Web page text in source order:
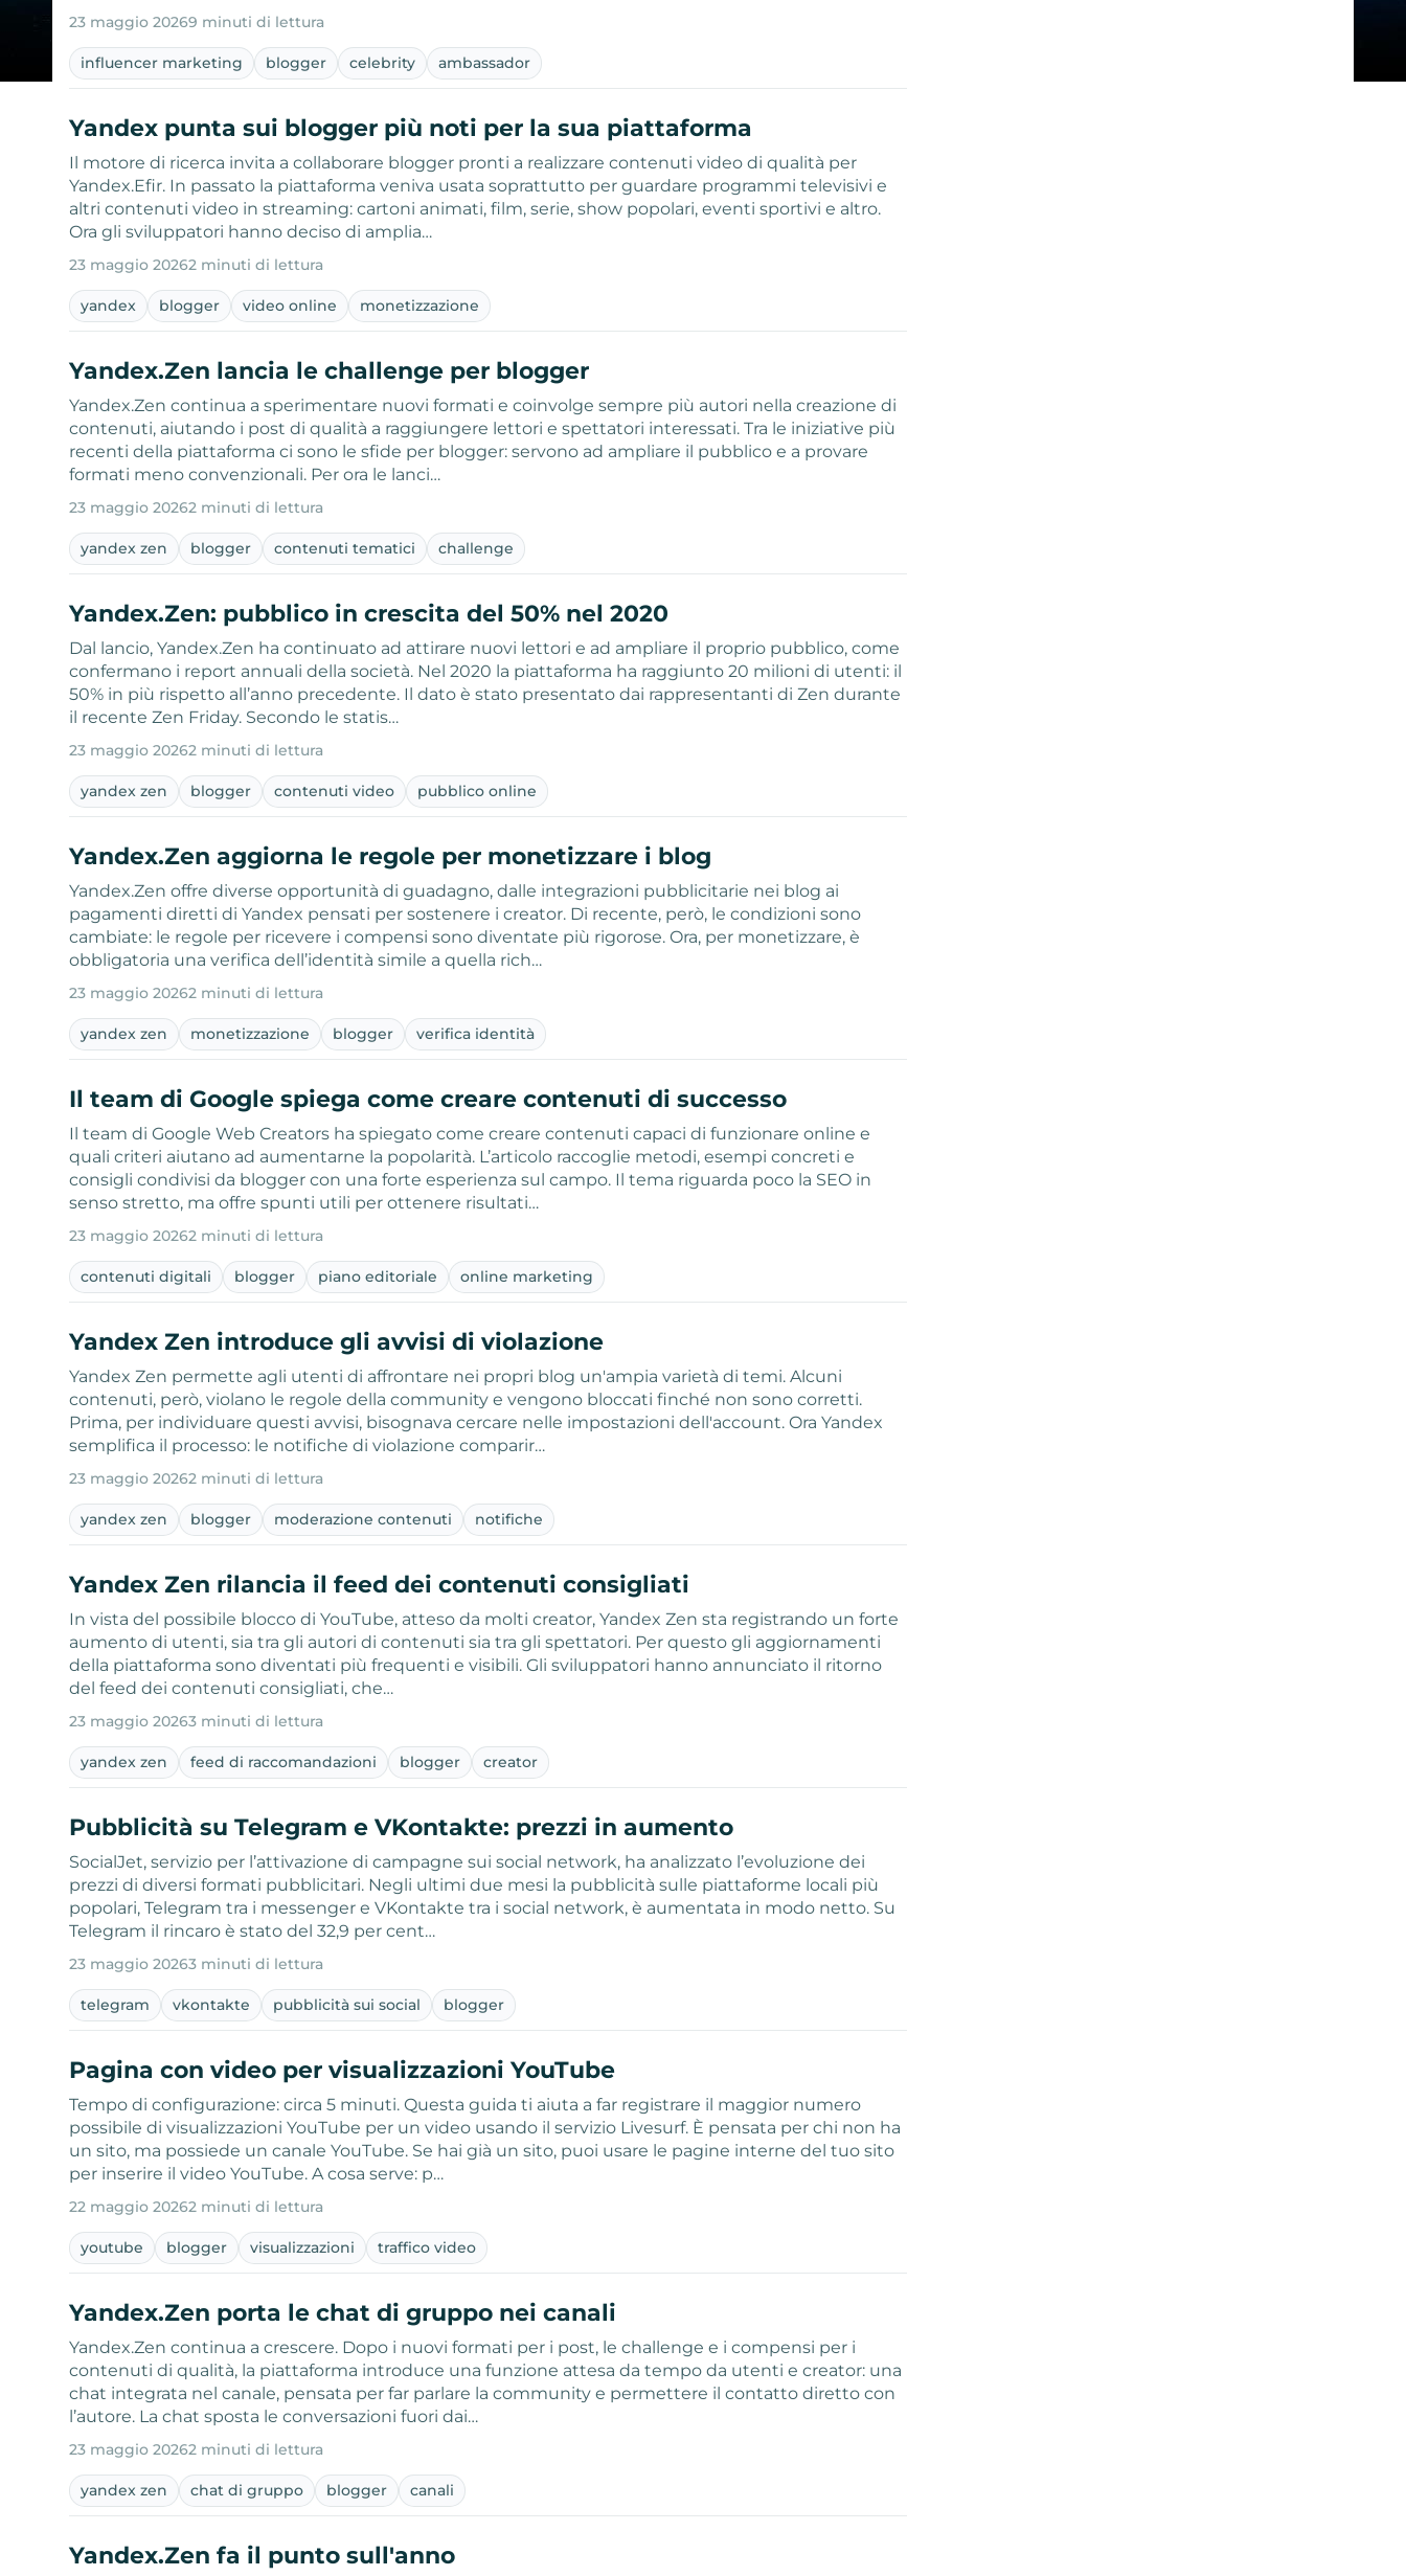
23 maggio 20269 minuti di lettura
influencer marketing blogger celebrity ambassador
Yandex punta sui blogger più noti per la sua piattaforma
Il motore di ricerca invita a collaborare blogger pronti a realizzare contenuti video di qualità per
Yandex.Efir. In passato la piattaforma veniva usata soprattutto per guardare programmi televisivi e
altri contenuti video in streaming: cartoni animati, film, serie, show popolari, eventi sportivi e altro.
Ora gli sviluppatori hanno deciso di amplia…
23 maggio 20262 minuti di lettura
yandex blogger video online monetizzazione
Yandex.Zen lancia le challenge per blogger
Yandex.Zen continua a sperimentare nuovi formati e coinvolge sempre più autori nella creazione di
contenuti, aiutando i post di qualità a raggiungere lettori e spettatori interessati. Tra le iniziative più
recenti della piattaforma ci sono le sfide per blogger: servono ad ampliare il pubblico e a provare
formati meno convenzionali. Per ora le lanci…
23 maggio 20262 minuti di lettura
yandex zen blogger contenuti tematici challenge
Yandex.Zen: pubblico in crescita del 50% nel 2020
Dal lancio, Yandex.Zen ha continuato ad attirare nuovi lettori e ad ampliare il proprio pubblico, come
confermano i report annuali della società. Nel 2020 la piattaforma ha raggiunto 20 milioni di utenti: il
50% in più rispetto all’anno precedente. Il dato è stato presentato dai rappresentanti di Zen durante
il recente Zen Friday. Secondo le statis…
23 maggio 20262 minuti di lettura
yandex zen blogger contenuti video pubblico online
Yandex.Zen aggiorna le regole per monetizzare i blog
Yandex.Zen offre diverse opportunità di guadagno, dalle integrazioni pubblicitarie nei blog ai
pagamenti diretti di Yandex pensati per sostenere i creator. Di recente, però, le condizioni sono
cambiate: le regole per ricevere i compensi sono diventate più rigorose. Ora, per monetizzare, è
obbligatoria una verifica dell’identità simile a quella rich…
23 maggio 20262 minuti di lettura
yandex zen monetizzazione blogger verifica identità
Il team di Google spiega come creare contenuti di successo
Il team di Google Web Creators ha spiegato come creare contenuti capaci di funzionare online e
quali criteri aiutano ad aumentarne la popolarità. L’articolo raccoglie metodi, esempi concreti e
consigli condivisi da blogger con una forte esperienza sul campo. Il tema riguarda poco la SEO in
senso stretto, ma offre spunti utili per ottenere risultati…
23 maggio 20262 minuti di lettura
contenuti digitali blogger piano editoriale online marketing
Yandex Zen introduce gli avvisi di violazione
Yandex Zen permette agli utenti di affrontare nei propri blog un'ampia varietà di temi. Alcuni
contenuti, però, violano le regole della community e vengono bloccati finché non sono corretti.
Prima, per individuare questi avvisi, bisognava cercare nelle impostazioni dell'account. Ora Yandex
semplifica il processo: le notifiche di violazione comparir…
23 maggio 20262 minuti di lettura
yandex zen blogger moderazione contenuti notifiche
Yandex Zen rilancia il feed dei contenuti consigliati
In vista del possibile blocco di YouTube, atteso da molti creator, Yandex Zen sta registrando un forte
aumento di utenti, sia tra gli autori di contenuti sia tra gli spettatori. Per questo gli aggiornamenti
della piattaforma sono diventati più frequenti e visibili. Gli sviluppatori hanno annunciato il ritorno
del feed dei contenuti consigliati, che…
23 maggio 20263 minuti di lettura
yandex zen feed di raccomandazioni blogger creator
Pubblicità su Telegram e VKontakte: prezzi in aumento
SocialJet, servizio per l’attivazione di campagne sui social network, ha analizzato l’evoluzione dei
prezzi di diversi formati pubblicitari. Negli ultimi due mesi la pubblicità sulle piattaforme locali più
popolari, Telegram tra i messenger e VKontakte tra i social network, è aumentata in modo netto. Su
Telegram il rincaro è stato del 32,9 per cent…
23 maggio 20263 minuti di lettura
telegram vkontakte pubblicità sui social blogger
Pagina con video per visualizzazioni YouTube
Tempo di configurazione: circa 5 minuti. Questa guida ti aiuta a far registrare il maggior numero
possibile di visualizzazioni YouTube per un video usando il servizio Livesurf. È pensata per chi non ha
un sito, ma possiede un canale YouTube. Se hai già un sito, puoi usare le pagine interne del tuo sito
per inserire il video YouTube. A cosa serve: p…
22 maggio 20262 minuti di lettura
youtube blogger visualizzazioni traffico video
Yandex.Zen porta le chat di gruppo nei canali
Yandex.Zen continua a crescere. Dopo i nuovi formati per i post, le challenge e i compensi per i
contenuti di qualità, la piattaforma introduce una funzione attesa da tempo da utenti e creator: una
chat integrata nel canale, pensata per far parlare la community e permettere il contatto diretto con
l’autore. La chat sposta le conversazioni fuori dai…
23 maggio 20262 minuti di lettura
yandex zen chat di gruppo blogger canali
Yandex.Zen fa il punto sull'anno